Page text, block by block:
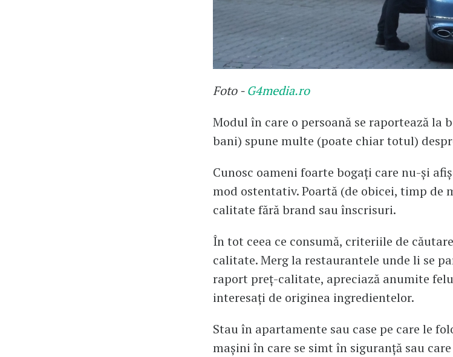
Foto -G4media.ro
Modul în care o persoană se raportează la
bani) spune multe (poate chiar totul)
Cunosc oameni foarte bogați care nu-și
mod ostentativ. Poartă (de obicei, timp de
calitate fără brand sau înscrisuri.
În tot ceea ce consumă, criteriile de
calitate. Merg la restaurantele unde li se
raport preț-calitate, apreciază anumite
interesați de originea ingredientelor.
Stau în apartamente sau case pe care le
mașini în care se simt în siguranță sau